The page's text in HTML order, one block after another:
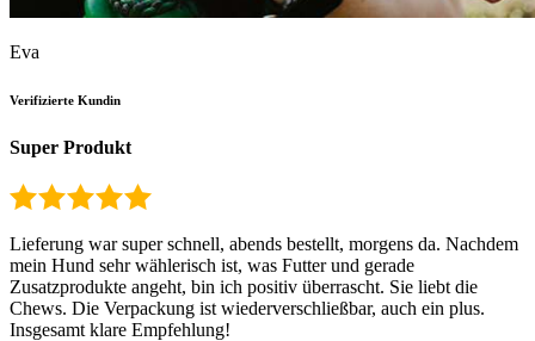
Eva
Verifizierte Kundin
Super Produkt
Lieferung war super schnell, abends bestellt, morgens da. Nachdem
mein Hund sehr wählerisch ist, was Futter und gerade
Zusatzprodukte angeht, bin ich positiv überrascht. Sie liebt die
Chews. Die Verpackung ist wiederverschließbar, auch ein plus.
Insgesamt klare Empfehlung!